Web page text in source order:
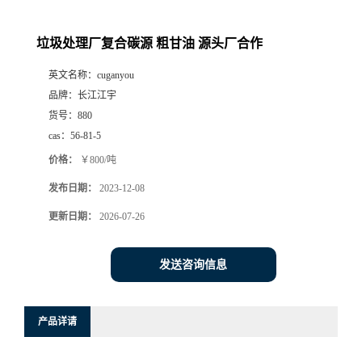
垃圾处理厂复合碳源 粗甘油 源头厂合作
英文名称： cuganyou
品牌： 长江江宇
货号： 880
cas： 56-81-5
价格： ￥800/吨
发布日期： 2023-12-08
更新日期： 2026-07-26
发送咨询信息
产品详请